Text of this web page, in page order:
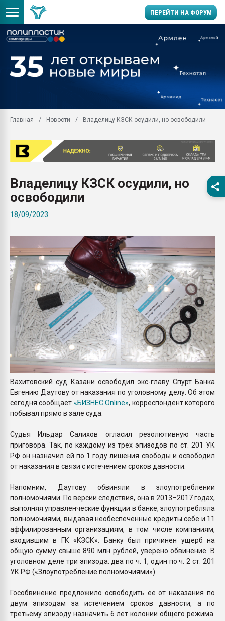
ПЕРЕЙТИ НА ФОРУМ
производство SPC
заводу пластмасс"
Помощь в подборе
Вакуум-формовочные
ближайшее
Подмосковье, Москва
первый план в
пластмасс
ПЕРЕЙТИ НА
Главная Новости Владелицу КЗСК осудили, но освободили
Владелицу КЗСК осудили, но
освободили
18/09/2023
Вахитовский суд Казани освободил экс-главу Спурт Банка
Евгению Даутову от наказания по уголовному делу. Об этом
сегодня сообщает «БИЗНЕС Online», корреспондент которого
побывал прямо в зале суда.
Судья Ильдар Салихов огласил резолютивную часть
приговора. Так, по каждому из трех эпизодов по ст. 201 УК
РФ он назначил ей по 1 году лишения свободы и освободил
от наказания в связи с истечением сроков давности.
Напомним, Даутову обвиняли в злоупотреблении
полномочиями. По версии следствия, она в 2013–2017 годах,
выполняя управленческие функции в банке, злоупотребляла
полномочиями, выдавая необеспеченные кредиты себе и 11
аффилированным организациям, в том числе компаниям,
входившим в ГК «КЗСК». Банку был причинен ущерб на
общую сумму свыше 890 млн рублей, уверено обвинение. В
уголовном деле три эпизода: два по ч. 1, один по ч. 2 ст. 201
УК РФ («Злоупотребление полномочиями»).
Гособвинение предложило освободить ее от наказания по
двум эпизодам за истечением сроков давности, а по
третьему эпизоду назначить 6 лет колонии общего режима.